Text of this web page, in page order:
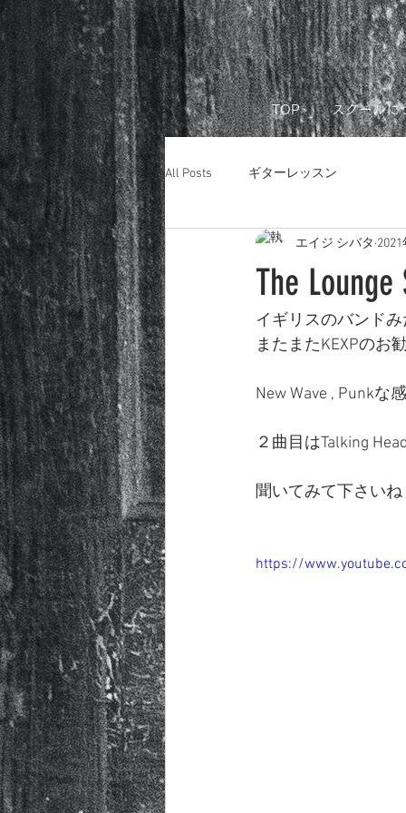
リモート
TOP スクールに
All Posts ギターレッスン
The
エイジ シバタ
イギリスのバンド
またまたKEXPのお
New Wave , Punkな
２曲目はTalking
聞いてみて下さいね
https://